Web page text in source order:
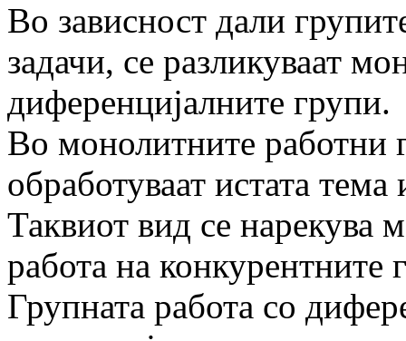
Во зависност дали
задачи, се разликуваат
диференцијалните групи.
Во монолитните работни
обработуваат истата тема
Таквиот вид се нарекува
работа на конкурентните
Групната работа со